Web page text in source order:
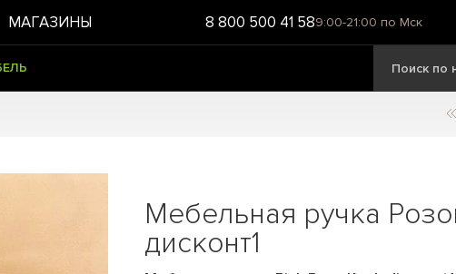
МАГАЗИНЫ 8 800 500 41 589:00-21:00 по Мск
Мебельная ручка
дисконт1